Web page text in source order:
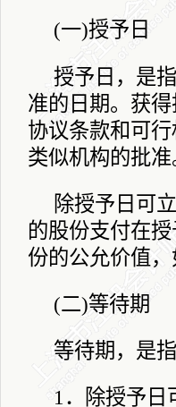
(一)授予日
授予日，是
准的日期。获
协议条款和可
类似机构的批准
除授予日可
的股份支付在
份的公允价值
(二)等待期
等待期，是
1．除授予日